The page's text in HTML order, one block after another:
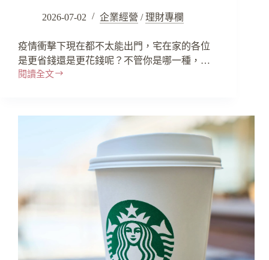
2026-07-02 企業經營 / 理財專欄
疫情衝擊下現在都不太能出門，宅在家的各位
是更省錢還是更花錢呢？不管你是哪一種，…
閱讀全文